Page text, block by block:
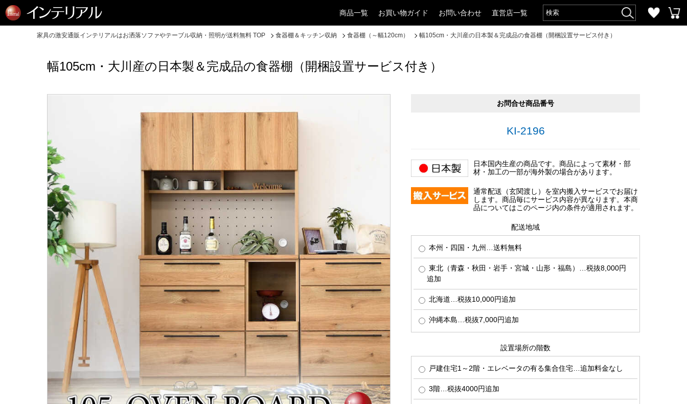
商品一覧 お買い物ガイド お問い合わせ 直営店一覧
家具の激安通販インテリアルはお洒落ソファやテーブル収納・照明が送料無料 TOP 食器棚＆キッチン収納 食器棚（～幅120cm） 幅105cm・大川産の日本製＆完成品の食器棚（開梱設置サービス付き）
幅105cm・大川産の日本製＆完成品の食器棚（開梱設置サービス付き）
お問合せ商品番号
KI-2196
日本国内生産の商品です。商品によって素材・部
材・加工の一部が海外製の場合があります。
通常配送（玄関渡し）を室内搬入サービスでお届け
します。商品毎にサービス内容が異なります。本商
品についてはこのページ内の条件が適用されます。
配送地域
本州・四国・九州…送料無料
東北（青森・秋田・岩手・宮城・山形・福島）…税抜8,000円
追加
北海道…税抜10,000円追加
沖縄本島…税抜7,000円追加
設置場所の階数
戸建住宅1～2階・エレベータの有る集合住宅…追加料金なし
3階…税抜4000円追加